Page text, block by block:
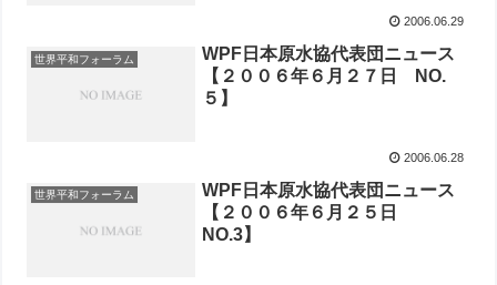
2006.06.29
世界平和フォーラム
WPF日本原水協代表団ニュース
【２００６年６月２７日 NO.
５】
2006.06.28
世界平和フォーラム
WPF日本原水協代表団ニュース
【２００６年６月２５日
NO.3】